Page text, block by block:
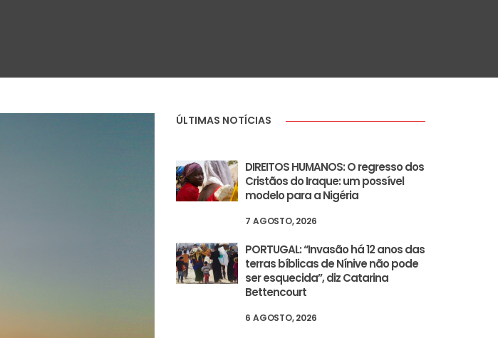
ÚLTIMAS NOTÍCIAS
DIREITOS HUMANOS: O regresso dos
Cristãos do Iraque: um possível
modelo para a Nigéria
7 AGOSTO, 2026
PORTUGAL: “Invasão há 12 anos das
terras bíblicas de Nínive não pode
ser esquecida”, diz Catarina
Bettencourt
6 AGOSTO, 2026